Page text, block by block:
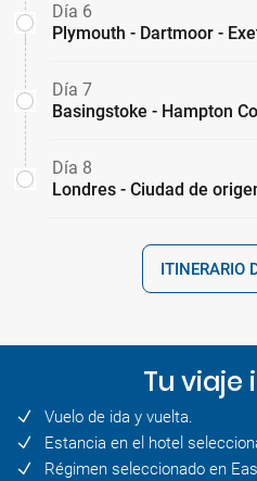
Día 6
Plymouth - Dartmoor -
Día 7
Basingstoke - Hampton
Día 8
Londres - Ciudad de
ITINERARIO
Tu viaje
Vuelo de ida y vuelta.
Estancia en el hotel
Régimen seleccionado en